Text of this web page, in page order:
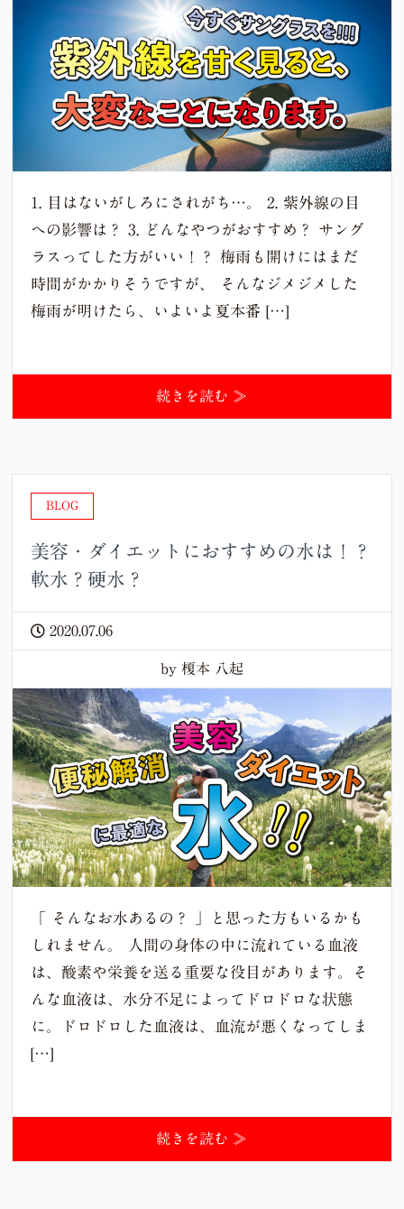
1. 目はないがしろにされがち…。 2. 紫外線の目
への影響は？ 3. どんなやつがおすすめ？ サング
ラスってした方がいい！？ 梅雨も開けにはまだ
時間がかかりそうですが、 そんなジメジメした
梅雨が明けたら、いよいよ夏本番 […]
続きを読む ≫
BLOG
美容・ダイエットにおすすめの水は！？
軟水？硬水？
2020.07.06
by 榎本 八起
「 そんなお水あるの？ 」と思った方もいるかも
しれません。 人間の身体の中に流れている血液
は、酸素や栄養を送る重要な役目があります。そ
んな血液は、水分不足によってドロドロな状態
に。ドロドロした血液は、血流が悪くなってしま
[…]
続きを読む ≫